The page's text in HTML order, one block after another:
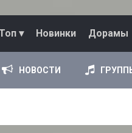
▾ Новинки Дорамы
НОВОСТИ